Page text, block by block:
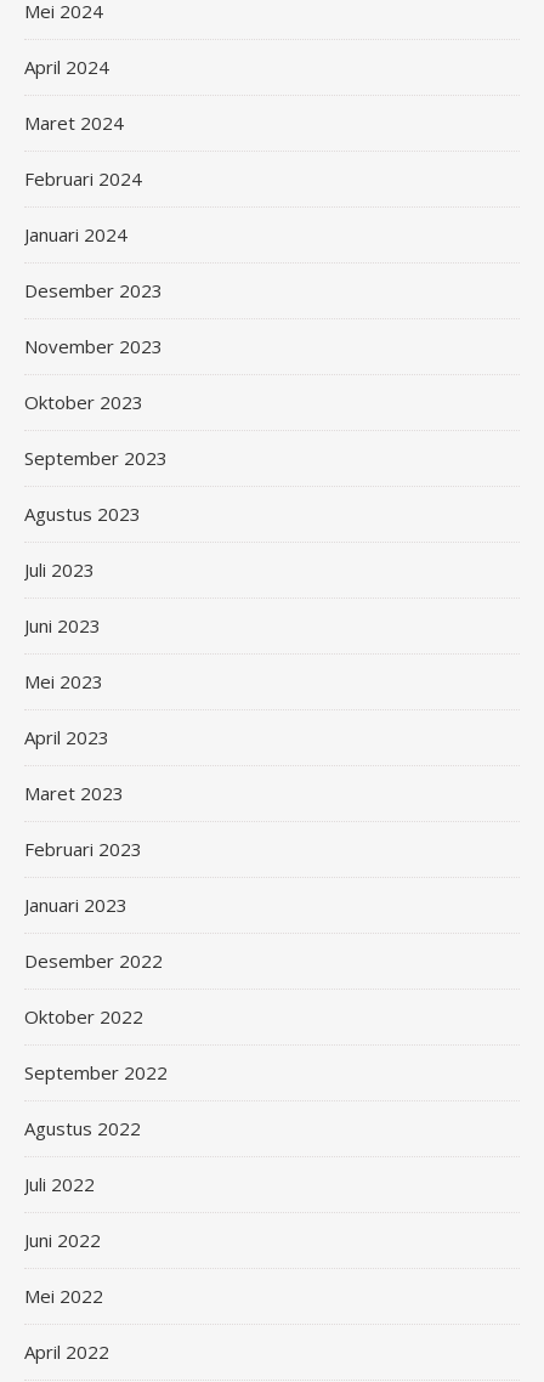
Mei 2024
April 2024
Maret 2024
Februari 2024
Januari 2024
Desember 2023
November 2023
Oktober 2023
September 2023
Agustus 2023
Juli 2023
Juni 2023
Mei 2023
April 2023
Maret 2023
Februari 2023
Januari 2023
Desember 2022
Oktober 2022
September 2022
Agustus 2022
Juli 2022
Juni 2022
Mei 2022
April 2022